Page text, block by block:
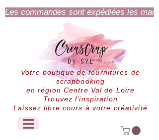
Les commandes sont expédiées les
Votre boutique de fournitures de
scrapbooking
en région Centre Val de Loire
Trouvez l'inspiration
Laissez libre cours à votre créativité